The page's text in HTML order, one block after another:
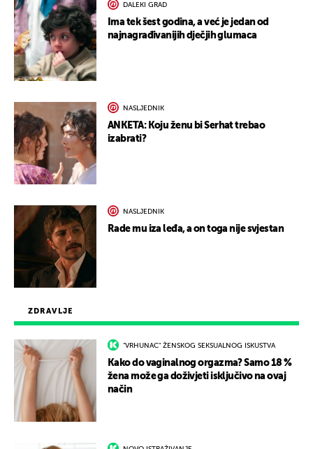
ZDRAVLJE
"VRHUNAC" ŽENSKOG SEKSUALNOG ISKUSTVA
Kako do vaginalnog orgazma? Samo 18 %
žena može ga doživjeti isključivo na ovaj
način
DALEKI GRAD
Ima tek šest godina, a već je jedan od
najnagrađivanijih dječjih glumaca
NASLJEDNIK
ANKETA: Koju ženu bi Serhat trebao
izabrati?
NASLJEDNIK
Rade mu iza leđa, a on toga nije svjestan